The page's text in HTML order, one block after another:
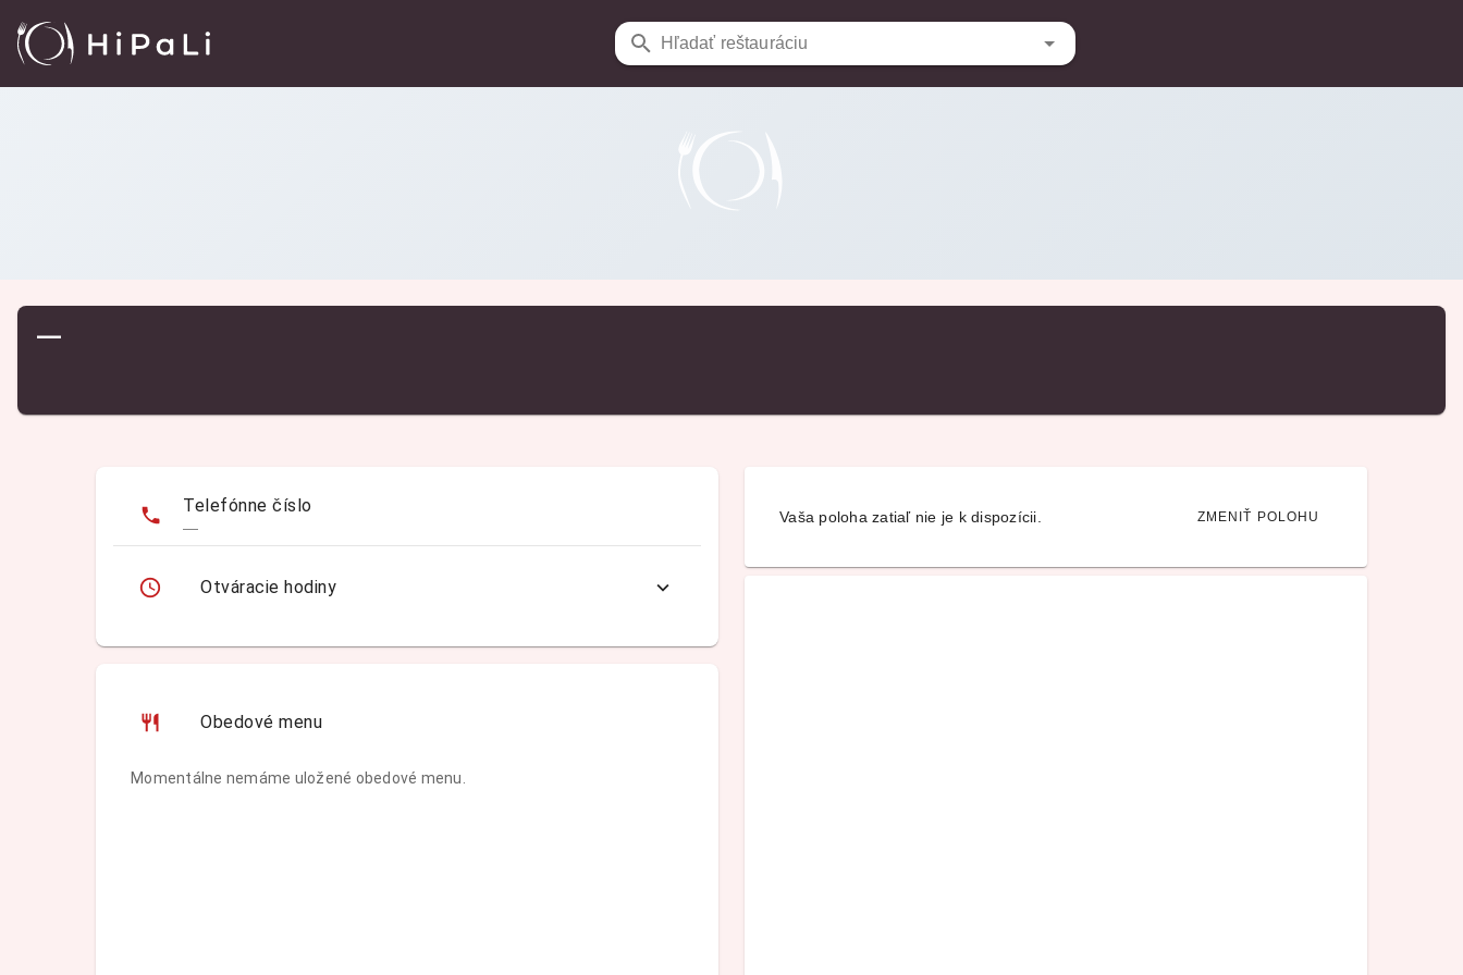
Hľadať reštauráciu
Reštaurácie …
—
Telefónne číslo
—
Otváracie hodiny
Obedové menu
Momentálne nemáme uložené obedové menu.
Vaša poloha zatiaľ nie je k dispozícii. ZMENIŤ POLOHU